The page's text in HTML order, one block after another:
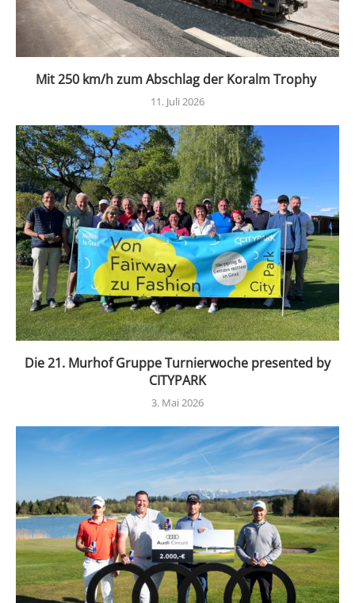
Mit 250 km/h zum Abschlag der Koralm Trophy
11. Juli 2026
Die 21. Murhof Gruppe Turnierwoche presented by
CITYPARK
3. Mai 2026